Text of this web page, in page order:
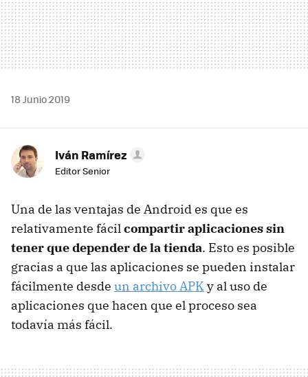
18 Junio 2019
Iván Ramírez
Editor Senior
Una de las ventajas de Android es que es
relativamente fácilcompartir aplicaciones sin
tener que depender de la tienda. Esto es posible
gracias a que las aplicaciones se pueden instalar
fácilmente desde un archivo APKy al uso de
aplicaciones que hacen que el proceso sea
todavía más fácil.